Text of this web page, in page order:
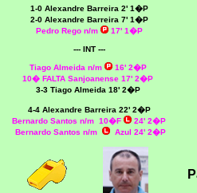
1-0 Alexandre Barreira 2' 1�P
2-0 Alexandre Barreira 7' 1�P
Pedro Rego n/m
17' 1�P
--- INT ---
Tiago Almeida n/m
16' 2�P
10� FALTA Sanjoanense 17' 2�P
3-3 Tiago Almeida 18' 2�P
4-4 Alexandre Barreira 22' 2�P
Bernardo Santos n/m 10�F
24' 2�P
Bernardo Santos n/m
Azul 24' 2�P